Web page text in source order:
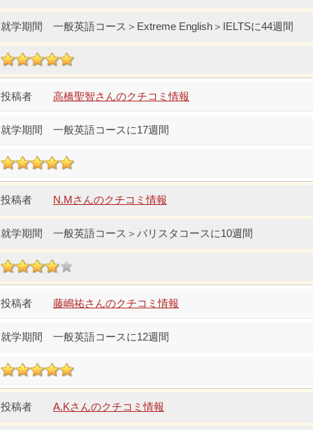
一般英語コース＞Extreme English＞IELTSに44週間
高橋聖智さんのクチコミ情報
一般英語コースに17週間
N.Mさんのクチコミ情報
一般英語コース＞バリスタコースに10週間
藤嶋祐さんのクチコミ情報
一般英語コースに12週間
A.Kさんのクチコミ情報